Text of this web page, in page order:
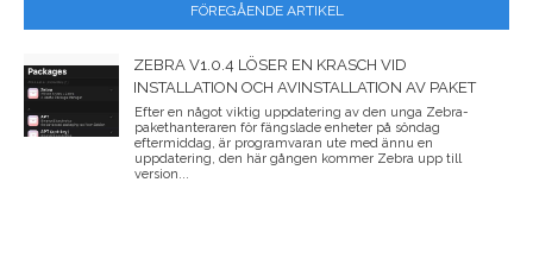
FÖREGÅENDE ARTIKEL
ZEBRA V1.0.4 LÖSER EN KRASCH VID
INSTALLATION OCH AVINSTALLATION AV PAKET
Efter en något viktig uppdatering av den unga Zebra-
pakethanteraren för fängslade enheter på söndag
eftermiddag, är programvaran ute med ännu en
uppdatering, den här gången kommer Zebra upp till
version...